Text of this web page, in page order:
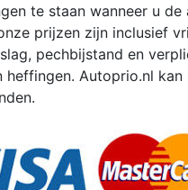
te staan wanneer u
prijzen zijn inclusief
pechbijstand en
heffingen. Autoprio.nl